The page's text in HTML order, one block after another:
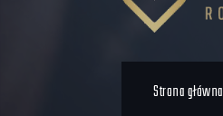
Strona główna